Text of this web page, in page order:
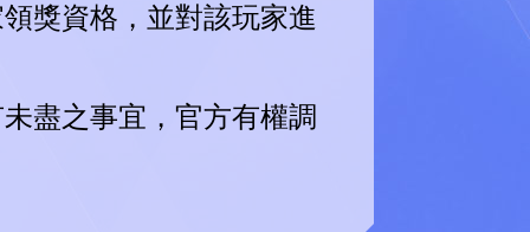
獎資格，並對該玩家進
盡之事宜，官方有權調